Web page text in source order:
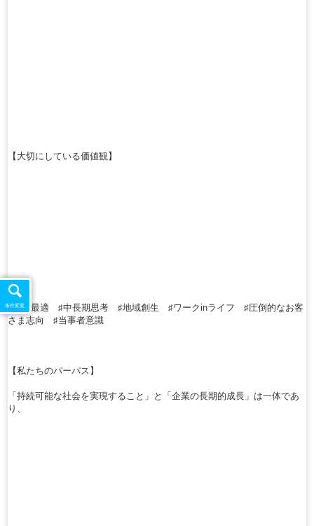
【大切にしている価値観】
♯全体最適 ♯中長期思考 ♯地域創生 ♯ワークinライフ ♯圧倒的なお客
さま志向 ♯当事者意識
【私たちのパーパス】
「持続可能な社会を実現すること」と「企業の長期的成長」は一体であ
り、
条件変更